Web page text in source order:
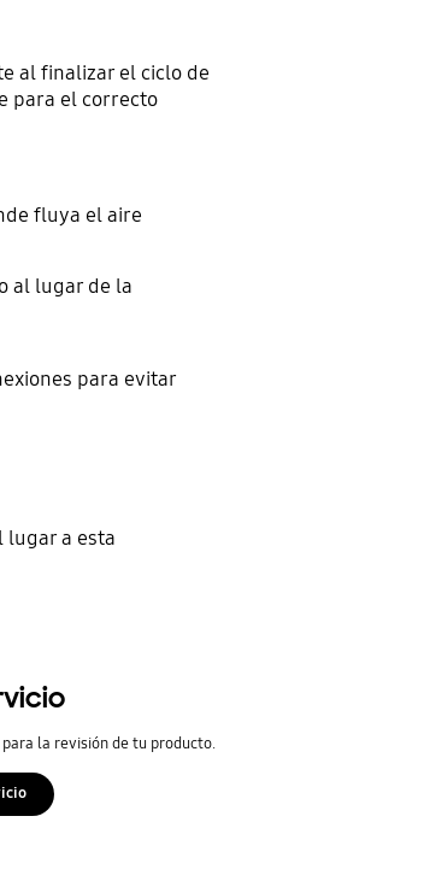
al finalizar el ciclo de
para el correcto
fluya el aire
al lugar de la
para evitar
lugar a esta
la revisión de tu producto.